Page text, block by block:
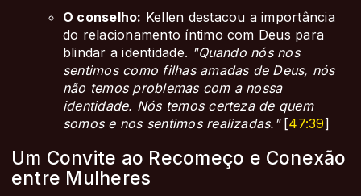
O conselho: Kellen destacou a importância
do relacionamento íntimo com Deus para
blindar a identidade. "Quando nós nos
sentimos como filhas amadas de Deus, nós
não temos problemas com a nossa
identidade. Nós temos certeza de quem
somos e nos sentimos realizadas."[47:39]
Um Convite ao Recomeço e Conexão
entre Mulheres